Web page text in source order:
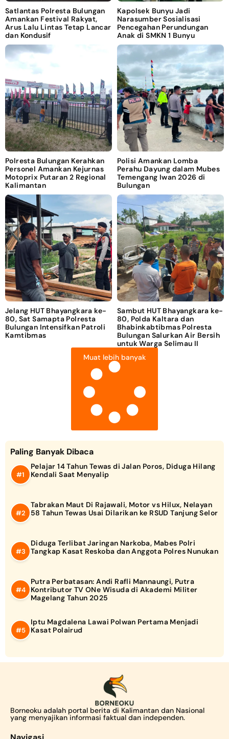
Satlantas Polresta Bulungan
Amankan Festival Rakyat,
Arus Lalu Lintas Tetap Lancar
dan Kondusif
Kapolsek Bunyu Jadi
Narasumber Sosialisasi
Pencegahan Perundungan
Anak di SMKN 1 Bunyu
Polresta Bulungan Kerahkan
Personel Amankan Kejurnas
Motoprix Putaran 2 Regional
Kalimantan
Polisi Amankan Lomba
Perahu Dayung dalam Mubes
Temengang Iwan 2026 di
Bulungan
Jelang HUT Bhayangkara ke-
80, Sat Samapta Polresta
Bulungan Intensifkan Patroli
Kamtibmas
Sambut HUT Bhayangkara ke-
80, Polda Kaltara dan
Bhabinkabtibmas Polresta
Bulungan Salurkan Air Bersih
untuk Warga Selimau II
Muat lebih banyak
Paling Banyak Dibaca
Pelajar 14 Tahun Tewas di Jalan Poros, Diduga Hilang
Kendali Saat Menyalip
Tabrakan Maut Di Rajawali, Motor vs Hilux, Nelayan
58 Tahun Tewas Usai Dilarikan ke RSUD Tanjung Selor
Diduga Terlibat Jaringan Narkoba, Mabes Polri
Tangkap Kasat Reskoba dan Anggota Polres Nunukan
Putra Perbatasan: Andi Rafli Mannaungi, Putra
Kontributor TV ONe Wisuda di Akademi Militer
Magelang Tahun 2025
Iptu Magdalena Lawai Polwan Pertama Menjadi
Kasat Polairud
Borneoku adalah portal berita di Kalimantan dan Nasional
yang menyajikan informasi faktual dan independen.